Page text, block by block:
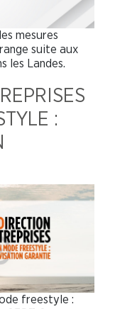
mesures
suite aux
les Landes.
:
freestyle :